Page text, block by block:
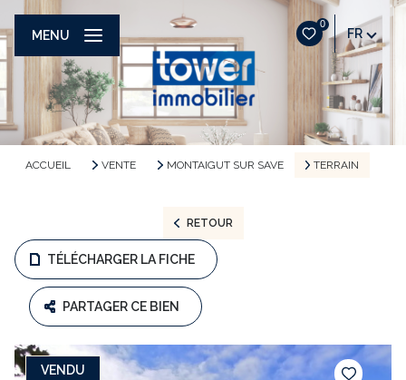
0
FR
MENU
ACCUEIL VENTE MONTAIGUT SUR SAVE TERRAIN
RETOUR
TÉLÉCHARGER LA FICHE
PARTAGER CE BIEN
VENDU